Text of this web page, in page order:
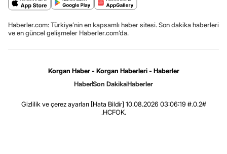
Haberler.com: Türkiye’nin en kapsamlı haber sitesi. Son dakika haberleri
ve en güncel gelişmeler Haberler.com’da.
Korgan Haber - Korgan Haberleri - Haberler
HaberSon DakikaHaberler
Gizlilik ve çerez ayarları [Hata Bildir] 10.08.2026 03:06:19 #.0.2#
.HCFOK.